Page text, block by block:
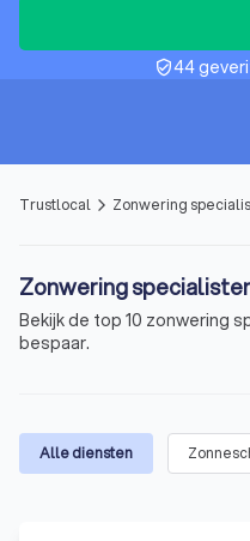
verified_user44
Trustlocal arrow_forward_ios Zonwering
Zonwering
Bekijk de top 10 zonwering
bespaar.
Alle diensten